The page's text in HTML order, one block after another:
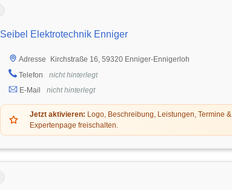
Seibel Elektrotechnik Enniger
Adresse
Kirchstraße 16, 59320 Enniger-Ennigerloh
Telefon
nicht hinterlegt
E-Mail
nicht hinterlegt
Jetzt aktivieren: Logo, Beschreibung, Leistungen, Termine &
Expertenpage freischalten.